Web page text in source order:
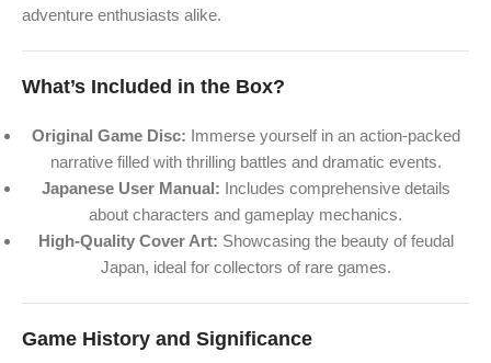
adventure enthusiasts alike.
What’s Included in the Box?
Original Game Disc: Immerse yourself in an action-packed
narrative filled with thrilling battles and dramatic events.
Japanese User Manual: Includes comprehensive details
about characters and gameplay mechanics.
High-Quality Cover Art: Showcasing the beauty of feudal
Japan, ideal for collectors of rare games.
Game History and Significance